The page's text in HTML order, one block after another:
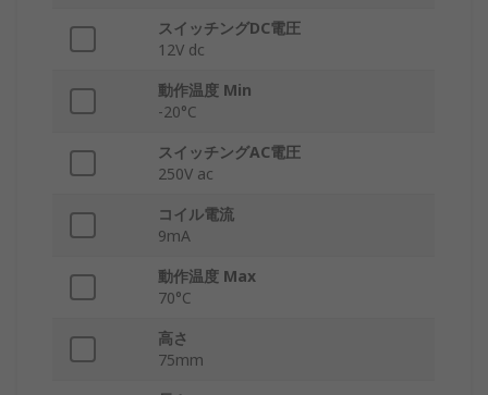
スイッチングDC電圧
12V dc
動作温度 Min
-20°C
スイッチングAC電圧
250V ac
コイル電流
9mA
動作温度 Max
70°C
高さ
75mm